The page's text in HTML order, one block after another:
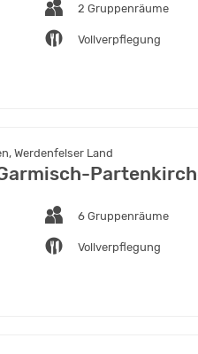
2 Gruppenräume
Vollverpflegung
Werdenfelser Land
6 Gruppenräume
Vollverpflegung